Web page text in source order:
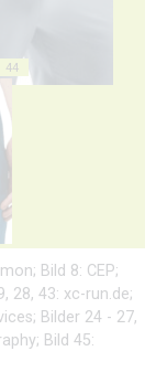
44
Bild 8: CEP;
28, 43: xc-run.de;
Bilder 24 - 27,
Bild 45: